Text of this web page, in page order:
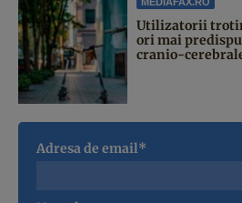
Utilizatorii
ori mai
cranio-
Adresa de email*